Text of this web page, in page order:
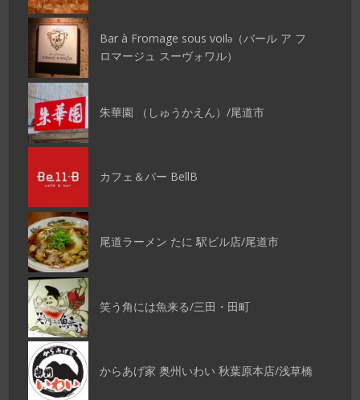
Bar à Fromage sous voilǝ（バール ア フ
ロマージュ スーヴォワル）
朱華園 （しゅうかえん）/尾道市
カフェ＆バー BellB
尾道ラーメン たに 駅ビル店/尾道市
笑う角には魚来る/三田・田町
からあげ家 奥州いわい 秋葉原本店/浅草橋